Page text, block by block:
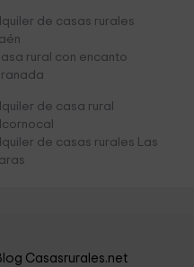
de casas rurales
rural con encanto
de casa rural
de casas rurales Las
Casasrurales.net